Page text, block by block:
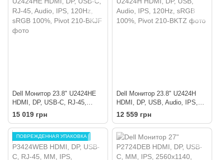
Dell Монитор 23.8" U2424HE
HDMI, DP, USB-C, RJ-45,
Audio, IPS, 120Hz, sRGB
100%, Pivot
15 019 грн
Dell Монитор 23.8" U2424H
HDMI, DP, USB, Audio, IPS,
120Hz, sRGB 100%, Pivot
12 559 грн
ПОВРЕЖДЕННАЯ УПАКОВКА